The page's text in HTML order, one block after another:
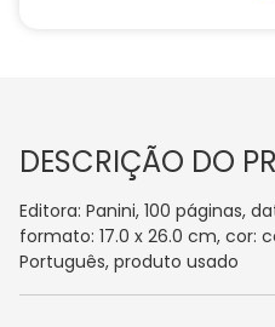
DESCRIÇÃO DO
Editora: Panini, 100 páginas,
formato: 17.0 x 26.0 cm, cor:
Português, produto usado